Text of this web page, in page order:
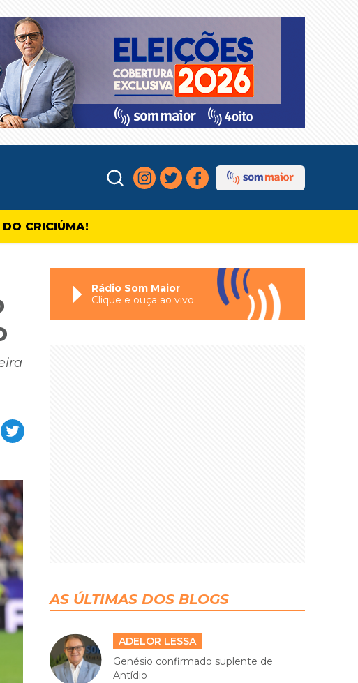
CRICIÚMA!
Rádio Som Maior
Clique e ouça ao vivo
AS ÚLTIMAS DOS BLOGS
ADELOR LESSA
Genésio confirmado suplente de
Antídio